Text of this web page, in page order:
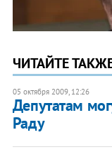
ЧИТАЙТЕ
05 октября 2009, 12:26
Депутатам
Раду